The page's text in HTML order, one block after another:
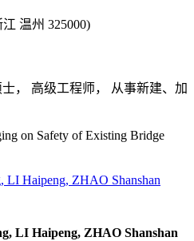
温州 325000)
， 高级工程师， 从事新建、加
on Safety of Existing Bridge
Haipeng, ZHAO Shanshan
LI Haipeng, ZHAO Shanshan